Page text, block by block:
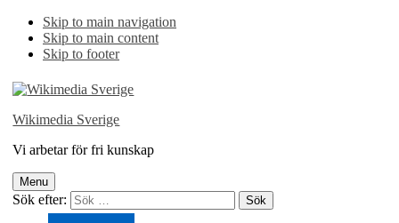
Skip to main navigation
Skip to main content
Skip to footer
Wikimedia Sverige
Vi arbetar för fri kunskap
Menu
Sök efter: